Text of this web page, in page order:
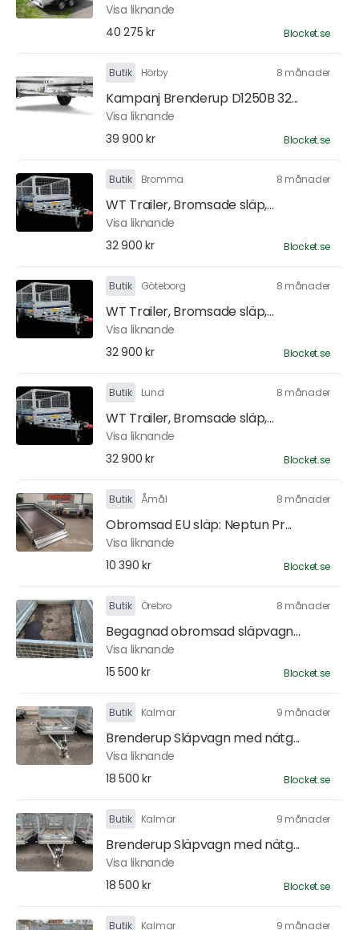
Visa liknande
40 275 kr
Blocket.se
Butik Hörby 8 månader
Kampanj Brenderup D1250B 32...
Visa liknande
39 900 kr
Blocket.se
Butik Bromma 8 månader
WT Trailer, Bromsade släp,...
Visa liknande
32 900 kr
Blocket.se
Butik Göteborg 8 månader
WT Trailer, Bromsade släp,...
Visa liknande
32 900 kr
Blocket.se
Butik Lund 8 månader
WT Trailer, Bromsade släp,...
Visa liknande
32 900 kr
Blocket.se
Butik Åmål 8 månader
Obromsad EU släp: Neptun Pr...
Visa liknande
10 390 kr
Blocket.se
Butik Örebro 8 månader
Begagnad obromsad släpvagn...
Visa liknande
15 500 kr
Blocket.se
Butik Kalmar 9 månader
Brenderup Släpvagn med nätg...
Visa liknande
18 500 kr
Blocket.se
Butik Kalmar 9 månader
Brenderup Släpvagn med nätg...
Visa liknande
18 500 kr
Blocket.se
Butik Kalmar 9 månader